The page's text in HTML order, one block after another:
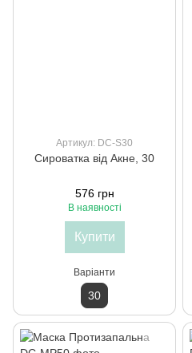
Артикул: DC-S30
Сироватка від Акне, 30
576 грн
В наявності
Купити
Варіанти
30